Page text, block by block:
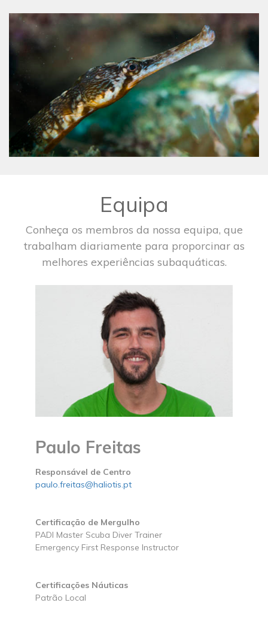
Equipa
Conheça os membros da nossa equipa, que
trabalham diariamente para proporcinar as
melhores experiências subaquáticas.
Paulo Freitas
Responsável de Centro
paulo.freitas@haliotis.pt
Certificação de Mergulho
PADI Master Scuba Diver Trainer
Emergency First Response Instructor
Certificações Náuticas
Patrão Local